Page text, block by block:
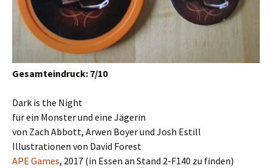
Gesamteindruck: 7/10
Dark is the Night
für ein Monster und eine Jägerin
von Zach Abbott, Arwen Boyer und Josh Estill
Illustrationen von David Forest
APE Games, 2017 (in Essen an Stand 2-F140 zu finden)